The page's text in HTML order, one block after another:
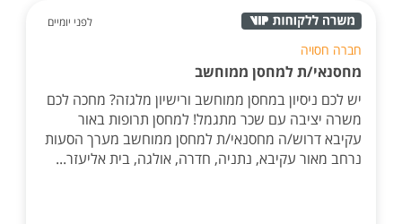
לפני יומיים
חברה חסויה
מחסנאי/ת למחסן ממוחשב
יש לכם ניסיון במחסן ממוחשב ורישיון מלגזה? מחכה לכם
משרה יציבה עם שכר מתגמל! למחסן תרופות באור
עקיבא דרוש/ה מחסנאי/ת למחסן ממוחשב מערך הסעות
נרחב מאור עקיבא, נתניה, חדרה, אולגה, בית אליעזר...